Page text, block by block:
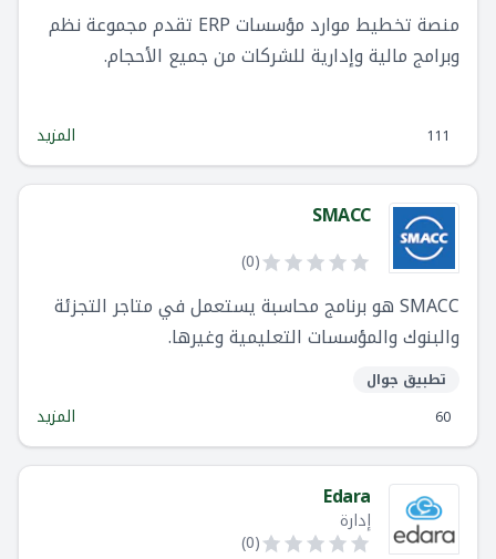
منصة تخطيط موارد مؤسسات ERP تقدم مجموعة نظم
وبرامج مالية وإدارية للشركات من جميع الأحجام.
111 المزيد
SMACC
(
0
)
SMACC هو برنامج محاسبة يستعمل في متاجر التجزئة
والبنوك والمؤسسات التعليمية وغيرها.
تطبيق جوال
60
المزيد
Edara
إدارة
(
0
)